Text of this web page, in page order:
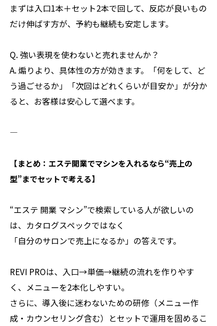
まずは入口1本＋セット2本で回して、反応が良いもの
だけ伸ばす方が、予約も継続も安定します。
Q. 強い表現を使わないと売れませんか？
A. 煽りより、具体性の方が効きます。「何をして、ど
う過ごせるか」「次回はどれくらいが目安か」が分か
ると、お客様は安心して選べます。
――――――――――
【まとめ：エステ開業でマシンを入れるなら“売上の
型”までセットで考える】
“エステ 開業 マシン”で検索している人が欲しいの
は、カタログスペックではなく
「自分のサロンで売上になるか」の答えです。
REVI PROは、入口→単価→継続の流れを作りやす
く、メニューを2本化しやすい。
さらに、導入後に迷わないための研修（メニュー作
成・カウンセリング含む）とセットで運用を固めるこ